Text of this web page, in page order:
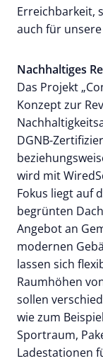
Erreichbarkeit,
auch für
Nachhaltiges
Das Projekt
Konzept zur
DGNB-
wird mit
Fokus liegt auf
begrünten
Angebot an
modernen
lassen sich
Raumhöhen
sollen
wie zum
Sportraum,
Ladestationen